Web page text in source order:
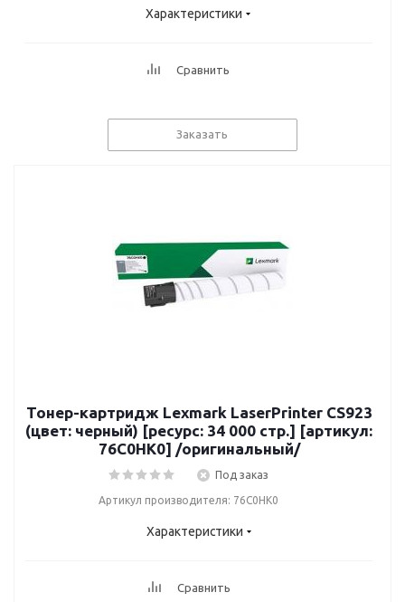
Характеристики
Сравнить
Заказать
Тонер-картридж Lexmark LaserPrinter CS923
(цвет: черный) [ресурс: 34 000 стр.] [артикул:
76C0HK0] /оригинальный/
Под заказ
Артикул производителя: 76C0HK0
Характеристики
Сравнить